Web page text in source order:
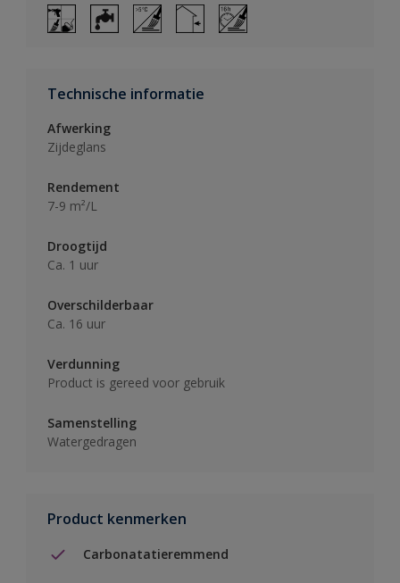
Technische informatie
Afwerking
Zijdeglans
Rendement
7-9 m²/L
Droogtijd
Ca. 1 uur
Overschilderbaar
Ca. 16 uur
Verdunning
Product is gereed voor gebruik
Samenstelling
Watergedragen
Product kenmerken
Carbonatatieremmend